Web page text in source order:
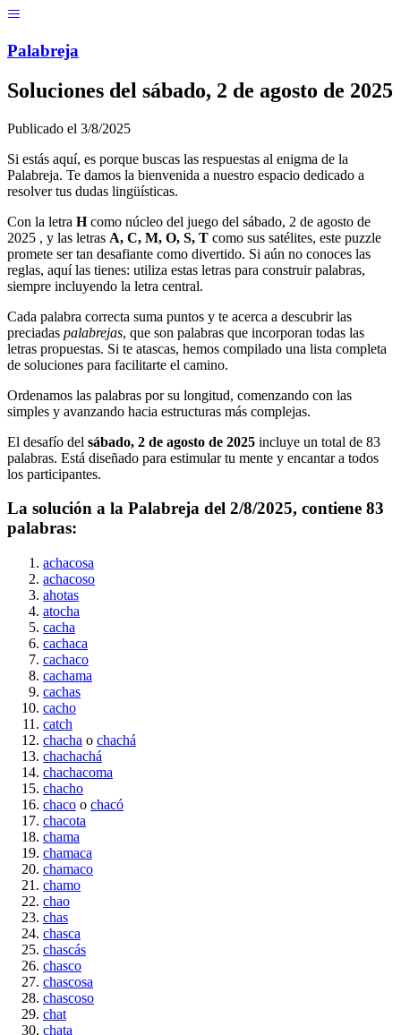
Palabreja
Soluciones del sábado, 2 de agosto de 2025
Publicado el 3/8/2025
Si estás aquí, es porque buscas las respuestas al enigma de la
Palabreja. Te damos la bienvenida a nuestro espacio dedicado a
resolver tus dudas lingüísticas.
Con la letra Hcomo núcleo del juego del sábado, 2 de agosto de
2025 , y las letras A, C, M, O, S, T como sus satélites, este puzzle
promete ser tan desafiante como divertido. Si aún no conoces las
reglas, aquí las tienes: utiliza estas letras para construir palabras,
siempre incluyendo la letra central.
Cada palabra correcta suma puntos y te acerca a descubrir las
preciadas palabrejas, que son palabras que incorporan todas las
letras propuestas. Si te atascas, hemos compilado una lista completa
de soluciones para facilitarte el camino.
Ordenamos las palabras por su longitud, comenzando con las
simples y avanzando hacia estructuras más complejas.
El desafío del sábado, 2 de agosto de 2025 incluye un total de 83
palabras. Está diseñado para estimular tu mente y encantar a todos
los participantes.
La solución a la Palabreja del 2/8/2025, contiene 83
palabras:
achacosa
achacoso
ahotas
atocha
cacha
cachaca
cachaco
cachama
cachas
cacho
catch
chacha o chachá
chachachá
chachacoma
chacho
chaco o chacó
chacota
chama
chamaca
chamaco
chamo
chao
chas
chasca
chascás
chasco
chascosa
chascoso
chat
chata